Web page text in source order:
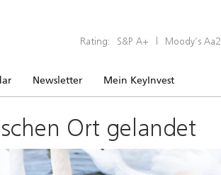
Rating: S&P A+ | Moody’s Aa2
Newsletter Mein KeyInvest
Ort gelandet